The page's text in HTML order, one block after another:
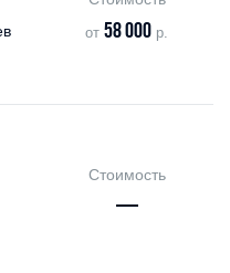
от58 000 р.
Стоимость
—